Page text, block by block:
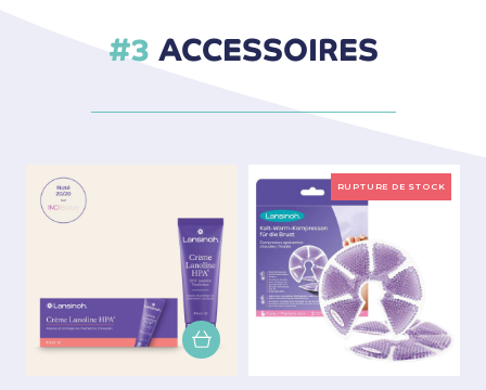
ACCESSOIRES
RUPTURE DE STOCK